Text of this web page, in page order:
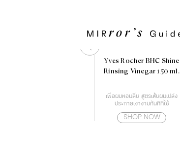
Yves Rocher BHC Shine
Rinsing Vinegar 150 ml.
เพื่อผมหอมลื่น สูตรเส้นผมเปล่ง
ประกายเงางามทันทีที่ใช้
SHOP NOW